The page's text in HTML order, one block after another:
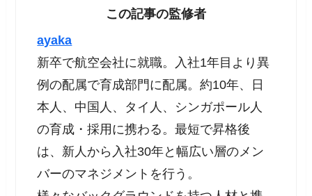
この記事の監修者
ayaka
新卒で航空会社に就職。入社1年目より異
例の配属で育成部門に配属。約10年、日
本人、中国人、タイ人、シンガポール人
の育成・採用に携わる。最短で昇格後
は、新人から入社30年と幅広い層のメン
バーのマネジメントを行う。